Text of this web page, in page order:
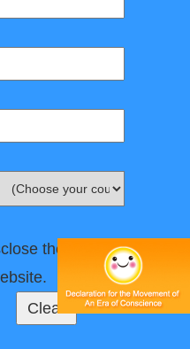
the above